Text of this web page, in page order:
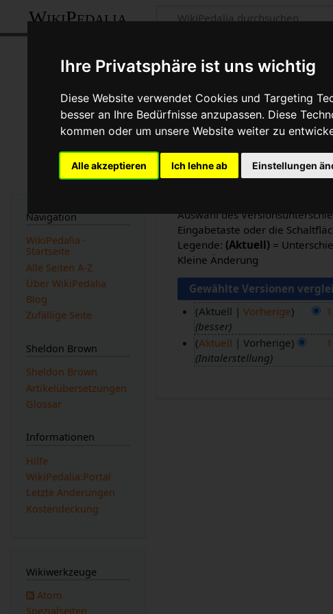
Ihre Privatsphäre ist uns wichtig
Diese Website verwendet Cookies und Targeting
besser an Ihre Bedürfnisse anzupassen. Diese
kommen oder um unsere Website weiter zu
Alle akzeptieren Ich lehne ab Einstellungen
WikiPedalia
Vollständiges
Seite Diskussion
Versionen filtern
Auswahl des
Eingabetaste oder die
Legende: (Aktuell) =
Kleine Änderung
8
Aktuell Vorherige
besser
Aktuell
Vorherige
Initalerstellung
Navigation
WikiPedalia -
Startseite
Alle Seiten A-Z
Über WikiPedalia
Blog
Zufällige Seite
Sheldon Brown
Sheldon Brown
Artikelübersetzungen
Glossar
Informationen
Hilfe
WikiPedalia:Portal
Letzte Änderungen
Kostendeckung
Wikiwerkzeuge
Atom
Spezialseiten